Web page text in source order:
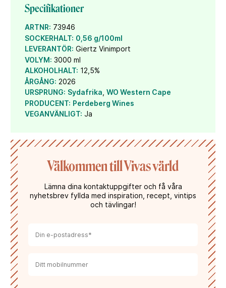
Edition 2026-17 Issue 269
Vinexperterna 2026
In the MOOD for rosé är en kombination av
noggrant utvalda druvor, ett soligt sydafrikanskt
klimat och en erfaren producent med lång
vintradition.
Specifikationer
ARTNR: 73946
SOCKERHALT: 0,56 g/100ml
LEVERANTÖR: Giertz Vinimport
VOLYM: 3000 ml
ALKOHOLHALT: 12,5%
ÅRGÅNG: 2026
URSPRUNG: Sydafrika WO Western Cape
PRODUCENT: Perdeberg Wines
VEGANVÄNLIGT: Ja
Välkommen till Vivas värld
Lämna dina kontaktuppgifter och få våra
nyhetsbrev fyllda med inspiration, recept, vintips
och tävlingar!